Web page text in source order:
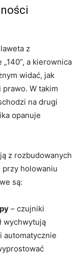
z
a kierownica
widać, jak
prawo. W takim
na drugi
opanuje
z rozbudowanych
holowaniu
są:
– czujniki
wychwytują
automatycznie